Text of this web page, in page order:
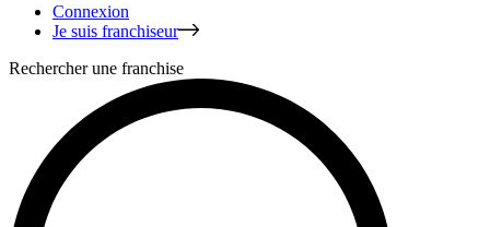
Connexion
Je suis franchiseur
Rechercher une franchise